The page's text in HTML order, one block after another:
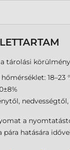
tárolási
18–23
a
pára hatására